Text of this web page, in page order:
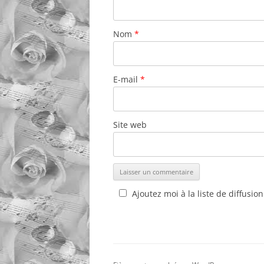
Nom *
E-mail *
Site web
Ajoutez moi à la liste de diffusion